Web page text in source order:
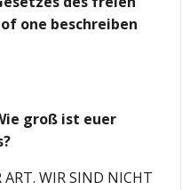
one beschreiben
groß ist euer
ART. WIR SIND NICHT